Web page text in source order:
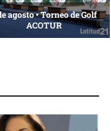
La esencia del servicio